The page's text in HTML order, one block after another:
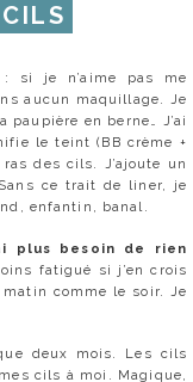
: si je n’aime pas me
aucun maquillage. Je
en berne… J’ai
le teint (BB crème +
des cils. J’ajoute un
ce trait de liner, je
enfantin, banal.
plus besoin de rien
fatigué si j’en crois
comme le soir. Je
deux mois. Les cils
cils à moi. Magique,